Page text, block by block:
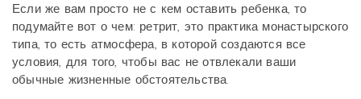
Если же вам просто не с кем оставить ребенка, то
подумайте вот о чем: ретрит, это практика монастырского
типа, то есть атмосфера, в которой создаются все
условия, для того, чтобы вас не отвлекали ваши
обычные жизненные обстоятельства.